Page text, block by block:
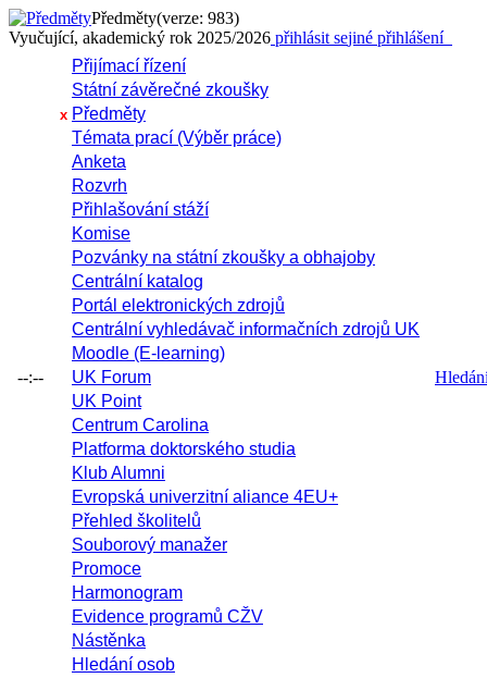
Předměty(verze: 983)
Vyučující, akademický rok 2025/2026 přihlásit sejiné přihlášení
--:--
Přijímací řízení
Státní závěrečné zkoušky
x Předměty
Témata prací (Výběr práce)
Anketa
Rozvrh
Přihlašování stáží
Komise
Pozvánky na státní zkoušky a obhajoby
Centrální katalog
Portál elektronických zdrojů
Centrální vyhledávač informačních zdrojů UK
Moodle (E-learning)
UK Forum
UK Point
Centrum Carolina
Platforma doktorského studia
Klub Alumni
Evropská univerzitní aliance 4EU+
Přehled školitelů
Souborový manažer
Promoce
Harmonogram
Evidence programů CŽV
Nástěnka
Hledání osob